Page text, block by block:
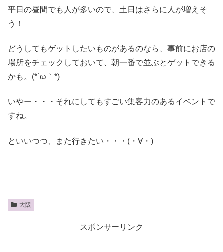
平日の昼間でも人が多いので、土日はさらに人が増えそ
う！
どうしてもゲットしたいものがあるのなら、事前にお店の
場所をチェックしておいて、朝一番で並ぶとゲットできる
かも。(*´ω｀*)
いやー・・・それにしてもすごい集客力のあるイベントで
すね。
といいつつ、また行きたい・・・(・∀・)
大阪
スポンサーリンク